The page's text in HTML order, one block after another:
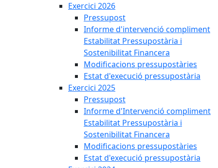
Exercici 2026
Pressupost
Informe d'intervenció compliment
Estabilitat Pressupostària i
Sostenibilitat Financera
Modificacions pressupostàries
Estat d'execució pressupostària
Exercici 2025
Pressupost
Informe d'Intervenció compliment
Estabilitat Pressupostària i
Sostenibilitat Financera
Modificacions pressupostàries
Estat d'execució pressupostària